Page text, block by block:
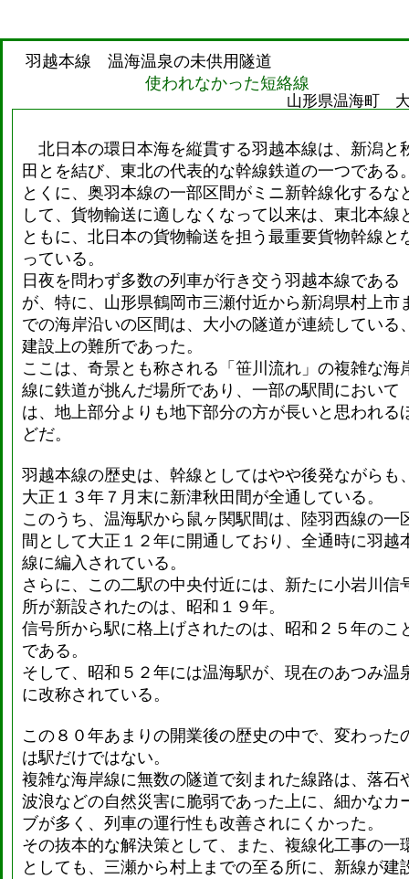
羽越本線 温海温泉の未供用隧道
使われなかった短絡線
山形県温海町
北日本の環日本海を縦貫する羽越本線は、新潟と
田とを結び、東北の代表的な幹線鉄道の一つである
とくに、奥羽本線の一部区間がミニ新幹線化するな
して、貨物輸送に適しなくなって以来は、東北本線
ともに、北日本の貨物輸送を担う最重要貨物幹線と
っている。
日夜を問わず多数の列車が行き交う羽越本線である
が、特に、山形県鶴岡市三瀬付近から新潟県村上市
での海岸沿いの区間は、大小の隧道が連続している
建設上の難所であった。
ここは、奇景とも称される「笹川流れ」の複雑な海
線に鉄道が挑んだ場所であり、一部の駅間において
は、地上部分よりも地下部分の方が長いと思われる
どだ。
羽越本線の歴史は、幹線としてはやや後発ながらも
大正１３年７月末に新津秋田間が全通している。
このうち、温海駅から鼠ヶ関駅間は、陸羽西線の一
間として大正１２年に開通しており、全通時に羽越
線に編入されている。
さらに、この二駅の中央付近には、新たに小岩川信
所が新設されたのは、昭和１９年。
信号所から駅に格上げされたのは、昭和２５年のこ
である。
そして、昭和５２年には温海駅が、現在のあつみ温
に改称されている。
この８０年あまりの開業後の歴史の中で、変わった
は駅だけではない。
複雑な海岸線に無数の隧道で刻まれた線路は、落石
波浪などの自然災害に脆弱であった上に、細かなカ
ブが多く、列車の運行性も改善されにくかった。
その抜本的な解決策として、また、複線化工事の一
としても、三瀬から村上までの至る所に、新線が建